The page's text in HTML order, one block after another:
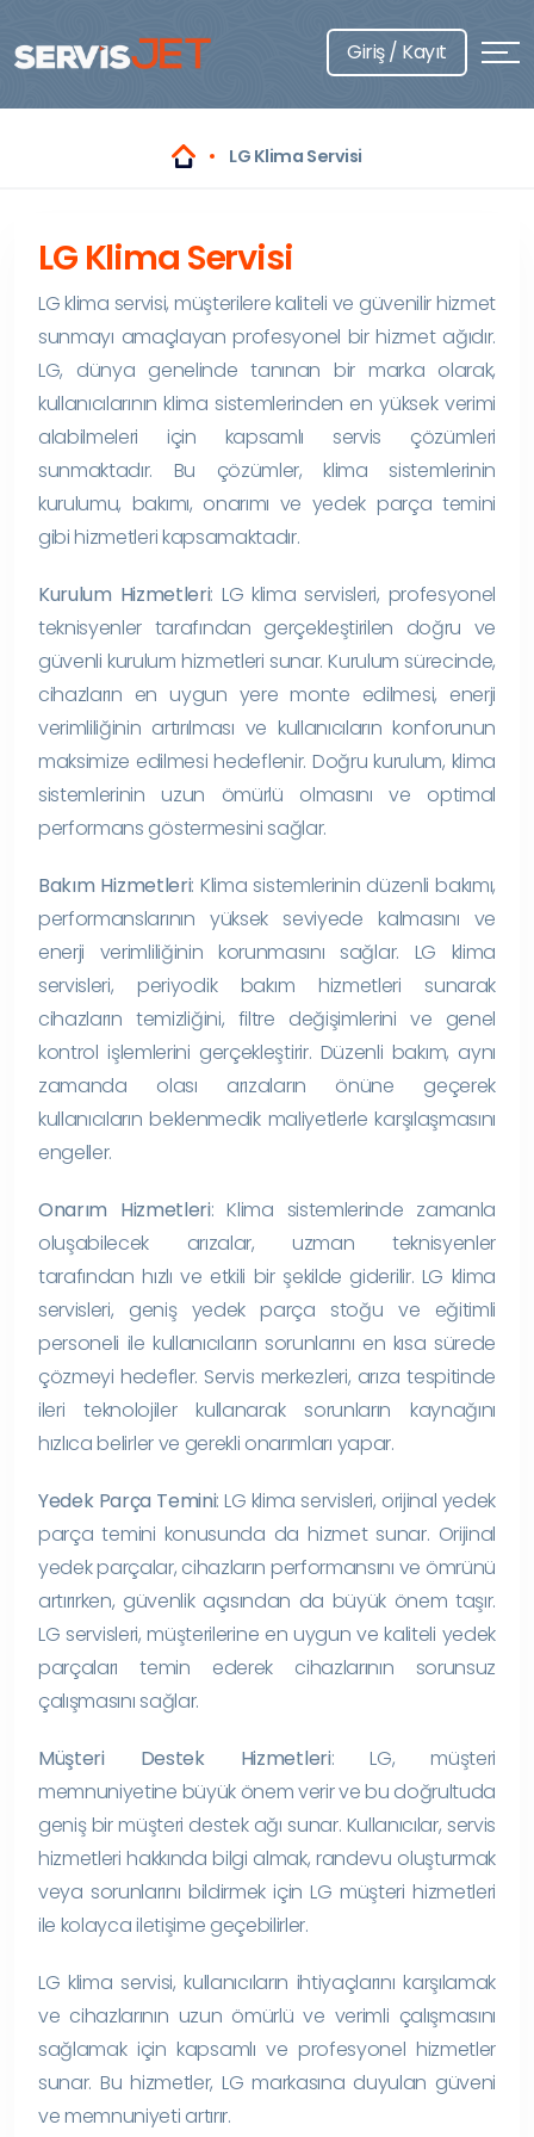
Giriş / Kayıt
LG Klima Servisi
LG Klima Servisi
LG klima servisi, müşterilere kaliteli ve güvenilir hizmet
sunmayı amaçlayan profesyonel bir hizmet ağıdır.
LG, dünya genelinde tanınan bir marka olarak,
kullanıcılarının klima sistemlerinden en yüksek verimi
alabilmeleri için kapsamlı servis çözümleri
sunmaktadır. Bu çözümler, klima sistemlerinin
kurulumu, bakımı, onarımı ve yedek parça temini
gibi hizmetleri kapsamaktadır.
Kurulum Hizmetleri: LG klima servisleri, profesyonel
teknisyenler tarafından gerçekleştirilen doğru ve
güvenli kurulum hizmetleri sunar. Kurulum sürecinde,
cihazların en uygun yere monte edilmesi, enerji
verimliliğinin artırılması ve kullanıcıların konforunun
maksimize edilmesi hedeflenir. Doğru kurulum, klima
sistemlerinin uzun ömürlü olmasını ve optimal
performans göstermesini sağlar.
Bakım Hizmetleri: Klima sistemlerinin düzenli bakımı,
performanslarının yüksek seviyede kalmasını ve
enerji verimliliğinin korunmasını sağlar. LG klima
servisleri, periyodik bakım hizmetleri sunarak
cihazların temizliğini, filtre değişimlerini ve genel
kontrol işlemlerini gerçekleştirir. Düzenli bakım, aynı
zamanda olası arızaların önüne geçerek
kullanıcıların beklenmedik maliyetlerle karşılaşmasını
engeller.
Onarım Hizmetleri: Klima sistemlerinde zamanla
oluşabilecek arızalar, uzman teknisyenler
tarafından hızlı ve etkili bir şekilde giderilir. LG klima
servisleri, geniş yedek parça stoğu ve eğitimli
personeli ile kullanıcıların sorunlarını en kısa sürede
çözmeyi hedefler. Servis merkezleri, arıza tespitinde
ileri teknolojiler kullanarak sorunların kaynağını
hızlıca belirler ve gerekli onarımları yapar.
Yedek Parça Temini: LG klima servisleri, orijinal yedek
parça temini konusunda da hizmet sunar. Orijinal
yedek parçalar, cihazların performansını ve ömrünü
artırırken, güvenlik açısından da büyük önem taşır.
LG servisleri, müşterilerine en uygun ve kaliteli yedek
parçaları temin ederek cihazlarının sorunsuz
çalışmasını sağlar.
Müşteri Destek Hizmetleri: LG, müşteri
memnuniyetine büyük önem verir ve bu doğrultuda
geniş bir müşteri destek ağı sunar. Kullanıcılar, servis
hizmetleri hakkında bilgi almak, randevu oluşturmak
veya sorunlarını bildirmek için LG müşteri hizmetleri
ile kolayca iletişime geçebilirler.
LG klima servisi, kullanıcıların ihtiyaçlarını karşılamak
ve cihazlarının uzun ömürlü ve verimli çalışmasını
sağlamak için kapsamlı ve profesyonel hizmetler
sunar. Bu hizmetler, LG markasına duyulan güveni
ve memnuniyeti artırır.